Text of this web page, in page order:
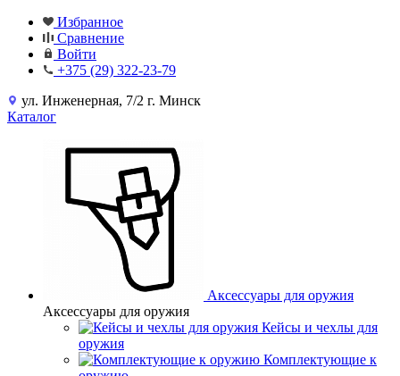
Избранное
Сравнение
Войти
+375 (29) 322-23-79
ул. Инженерная, 7/2 г. Минск
Каталог
Аксессуары для оружия
Аксессуары для оружия
Кейсы и чехлы для
оружия
Комплектующие к